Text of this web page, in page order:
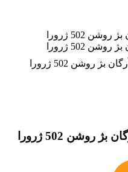
502 ژرورا